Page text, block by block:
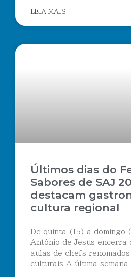
LEIA MAIS
Últimos dias do
Sabores de SAJ
destacam
cultura regional
De quinta (15) a domingo
Antônio de Jesus encerra
aulas de chefs
culturais A última semana